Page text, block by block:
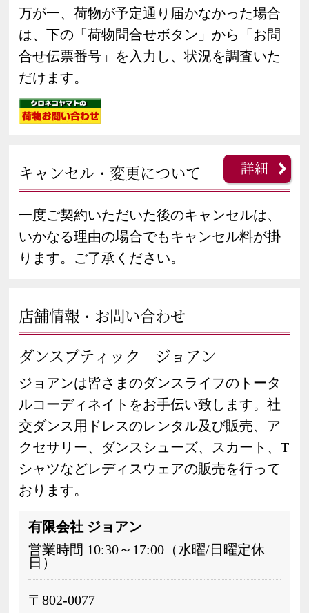
万が一、荷物が予定通り届かなかった場合
は、下の「荷物問合せボタン」から「お問
合せ伝票番号」を入力し、状況を調査いた
だけます。
キャンセル・変更について
一度ご契約いただいた後のキャンセルは、
いかなる理由の場合でもキャンセル料が掛
ります。ご了承ください。
詳細
店舗情報・お問い合わせ
ダンスブティック ジョアン
ジョアンは皆さまのダンスライフのトータ
ルコーディネイトをお手伝い致します。社
交ダンス用ドレスのレンタル及び販売、ア
クセサリー、ダンスシューズ、スカート、T
シャツなどレディスウェアの販売を行って
おります。
有限会社 ジョアン
営業時間 10:30～17:00（水曜/日曜定休
日）
〒802-0077